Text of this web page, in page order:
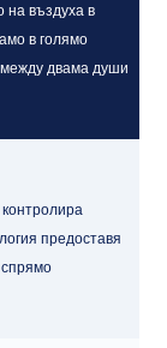
на въздуха в
в голямо
двама души
предоставя